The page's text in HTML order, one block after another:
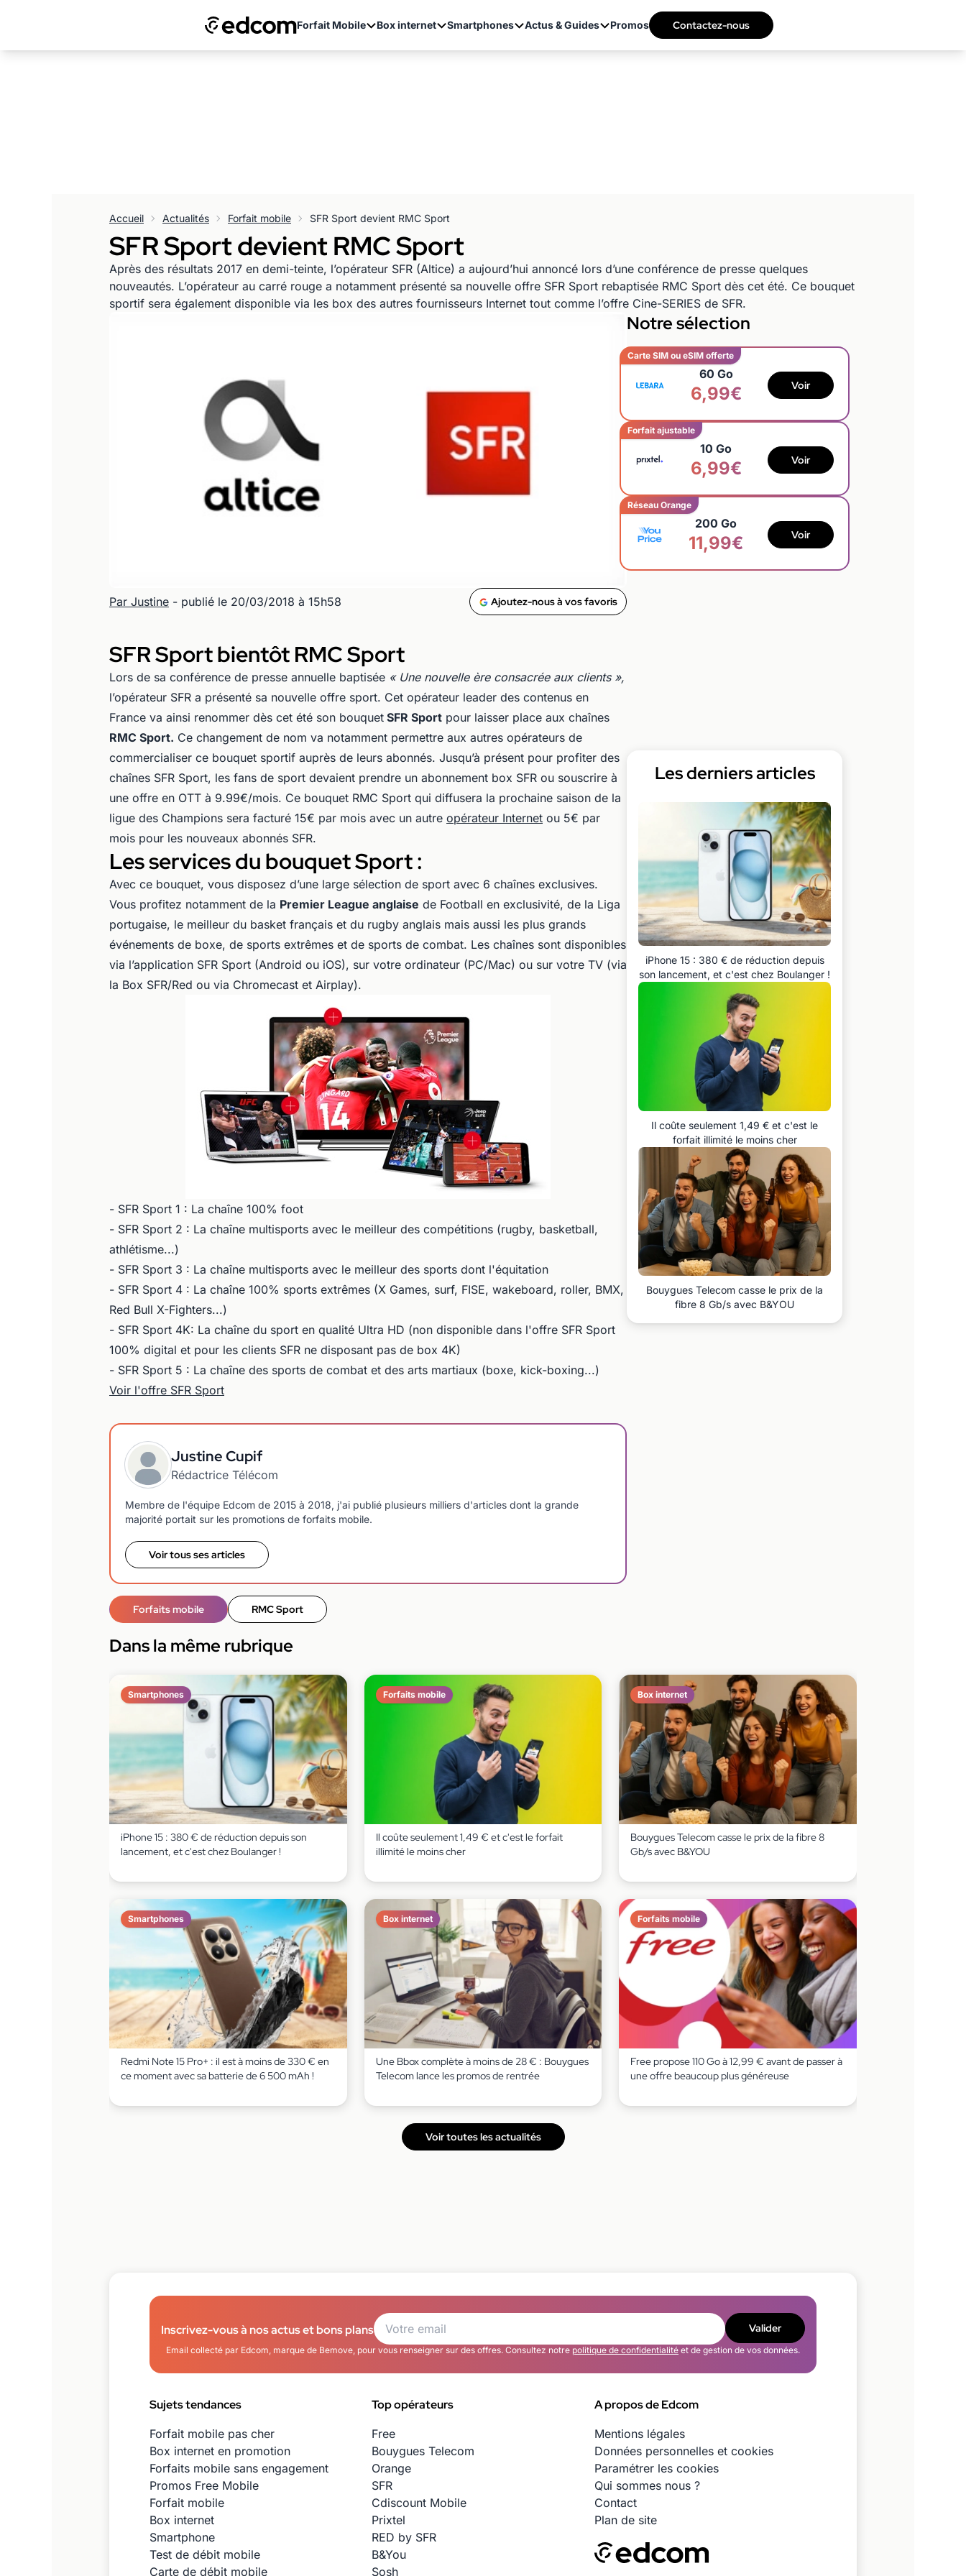
Forfait Mobile Box internet Smartphones Actus & Guides Promos Contactez-nous
Accueil Actualités Forfait mobile SFR Sport devient RMC Sport
SFR Sport devient RMC Sport
Après des résultats 2017 en demi-teinte, l’opérateur SFR (Altice) a aujourd’hui annoncé lors d’une conférence de presse quelques
nouveautés. L’opérateur au carré rouge a notamment présenté sa nouvelle offre SFR Sport rebaptisée RMC Sport dès cet été. Ce bouquet
sportif sera également disponible via les box des autres fournisseurs Internet tout comme l’offre Cine-SERIES de SFR.
Par Justine - publié le 20/03/2018 à 15h58 Ajoutez-nous à vos favoris
SFR Sport bientôt RMC Sport
Lors de sa conférence de presse annuelle baptisée « Une nouvelle ère consacrée aux clients »,
l’opérateur SFR a présenté sa nouvelle offre sport. Cet opérateur leader des contenus en
France va ainsi renommer dès cet été son bouquet SFR Sport pour laisser place aux chaînes
RMC Sport. Ce changement de nom va notamment permettre aux autres opérateurs de
commercialiser ce bouquet sportif auprès de leurs abonnés. Jusqu’à présent pour profiter des
chaînes SFR Sport, les fans de sport devaient prendre un abonnement box SFR ou souscrire à
une offre en OTT à 9.99€/mois. Ce bouquet RMC Sport qui diffusera la prochaine saison de la
ligue des Champions sera facturé 15€ par mois avec un autre opérateur Internet ou 5€ par
mois pour les nouveaux abonnés SFR.
Les services du bouquet Sport :
Avec ce bouquet, vous disposez d’une large sélection de sport avec 6 chaînes exclusives.
Vous profitez notamment de la Premier League anglaise de Football en exclusivité, de la Liga
portugaise, le meilleur du basket français et du rugby anglais mais aussi les plus grands
événements de boxe, de sports extrêmes et de sports de combat. Les chaînes sont disponibles
via l’application SFR Sport (Android ou iOS), sur votre ordinateur (PC/Mac) ou sur votre TV (via
la Box SFR/Red ou via Chromecast et Airplay).
- SFR Sport 1 : La chaîne 100% foot
- SFR Sport 2 : La chaîne multisports avec le meilleur des compétitions (rugby, basketball,
athlétisme...)
- SFR Sport 3 : La chaîne multisports avec le meilleur des sports dont l'équitation
- SFR Sport 4 : La chaîne 100% sports extrêmes (X Games, surf, FISE, wakeboard, roller, BMX,
Red Bull X-Fighters...)
- SFR Sport 4K: La chaîne du sport en qualité Ultra HD (non disponible dans l'offre SFR Sport
100% digital et pour les clients SFR ne disposant pas de box 4K)
- SFR Sport 5 : La chaîne des sports de combat et des arts martiaux (boxe, kick-boxing...)
Voir l'offre SFR Sport
Justine Cupif
Rédactrice Télécom
Membre de l'équipe Edcom de 2015 à 2018, j'ai publié plusieurs milliers d'articles dont la grande
majorité portait sur les promotions de forfaits mobile.
Voir tous ses articles
Forfaits mobile RMC Sport
Notre sélection
Carte SIM ou eSIM offerte
60 Go
6,99€ Voir
Forfait ajustable
10 Go
6,99€ Voir
Réseau Orange
200 Go
11,99€ Voir
Les derniers articles
iPhone 15 : 380 € de réduction depuis
son lancement, et c'est chez Boulanger !
Il coûte seulement 1,49 € et c'est le
forfait illimité le moins cher
Bouygues Telecom casse le prix de la
fibre 8 Gb/s avec B&YOU
Dans la même rubrique
Smartphones
iPhone 15 : 380 € de réduction depuis son
lancement, et c'est chez Boulanger !
Forfaits mobile
Il coûte seulement 1,49 € et c'est le forfait
illimité le moins cher
Box internet
Bouygues Telecom casse le prix de la fibre 8
Gb/s avec B&YOU
Smartphones
Redmi Note 15 Pro+ : il est à moins de 330 € en
ce moment avec sa batterie de 6 500 mAh !
Box internet
Une Bbox complète à moins de 28 € : Bouygues
Telecom lance les promos de rentrée
Forfaits mobile
Free propose 110 Go à 12,99 € avant de passer à
une offre beaucoup plus généreuse
Voir toutes les actualités
Inscrivez-vous à nos actus et bons plans Valider
Email collecté par Edcom, marque de Bemove, pour vous renseigner sur des offres. Consultez notre politique de confidentialité et de gestion de vos données.
Sujets tendances
Forfait mobile pas cher
Box internet en promotion
Forfaits mobile sans engagement
Promos Free Mobile
Forfait mobile
Box internet
Smartphone
Test de débit mobile
Carte de débit mobile
Top opérateurs
Free
Bouygues Telecom
Orange
SFR
Cdiscount Mobile
Prixtel
RED by SFR
B&You
Sosh
A propos de Edcom
Mentions légales
Données personnelles et cookies
Paramétrer les cookies
Qui sommes nous ?
Contact
Plan de site